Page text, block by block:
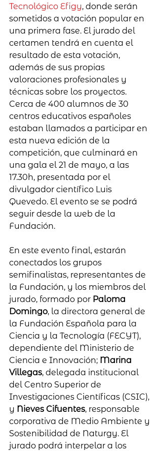
Tecnológico Efigy, donde serán
sometidos a votación popular en
una primera fase. El jurado del
certamen tendrá en cuenta el
resultado de esta votación,
además de sus propias
valoraciones profesionales y
técnicas sobre los proyectos.
Cerca de 400 alumnos de 30
centros educativos españoles
estaban llamados a participar en
esta nueva edición de la
competición, que culminará en
una gala el 21 de mayo, a las
17.30h, presentada por el
divulgador científico Luis
Quevedo. El evento se se podrá
seguir desde la web de la
Fundación.
En este evento final, estarán
conectados los grupos
semifinalistas, representantes de
la Fundación, y los miembros del
jurado, formado por Paloma
Domingo, la directora general de
la Fundación Española para la
Ciencia y la Tecnología (FECYT),
dependiente del Ministerio de
Ciencia e Innovación; Marina
Villegas, delegada institucional
del Centro Superior de
Investigaciones Científicas (CSIC),
y Nieves Cifuentes, responsable
corporativa de Medio Ambiente y
Sostenibilidad de Naturgy. El
jurado podrá interpelar a los